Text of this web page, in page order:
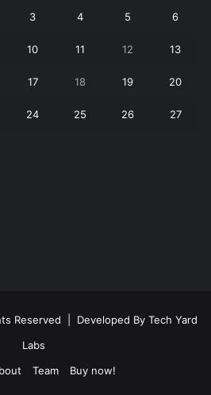
3 4 5 6
10 11 12 13
17 18 19 20
24 25 26 27
Reserved | Developed By Tech Yard
Labs
Team Buy now!